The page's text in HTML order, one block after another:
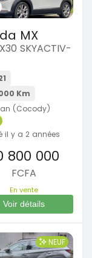
MX
SKYACTIV-
Km
(Cocody)
il y a 2 années
800 000
FCFA
En vente
Voir détails
NEUF